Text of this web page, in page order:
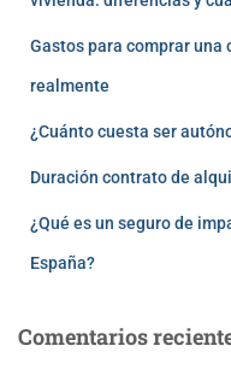
Gastos para comprar
realmente
¿Cuánto cuesta ser
Duración contrato de
¿Qué es un seguro de
España?
Comentarios